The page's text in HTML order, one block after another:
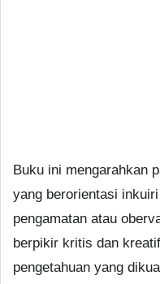
Buku ini mengarahkan
yang berorientasi
pengamatan atau
berpikir kritis dan
pengetahuan yang